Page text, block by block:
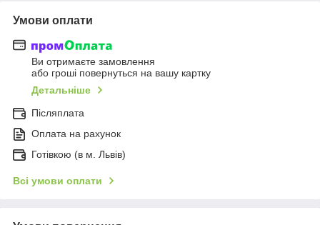
Умови оплати
Ви отримаєте замовлення
або гроші повернуться на вашу картку
Детальніше
Післяплата
Оплата на рахунок
Готівкою (в м. Львів)
Всі умови оплати